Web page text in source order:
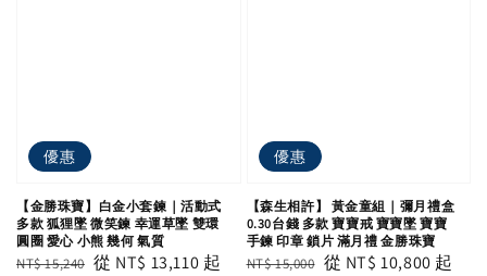
優惠
【金勝珠寶】白金小套鍊｜活動式
多款 狐狸墜 微笑鍊 幸運草墜 雙環
圓圈 愛心 小熊 幾何 氣質
Regular
NT$ 15,240 Sale
從 NT$ 13,110 起
優惠
【森生相許】 黃金童組｜彌月禮盒
0.30台錢 多款 寶寶戒 寶寶墜 寶寶
手鍊 印章 鎖片 滿月禮 金勝珠寶
Regular
NT$ 15,000 Sale
從 NT$ 10,800 起